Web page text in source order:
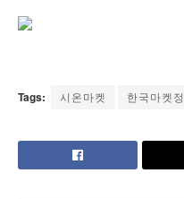
Tags: 시온마켓 한국마켓